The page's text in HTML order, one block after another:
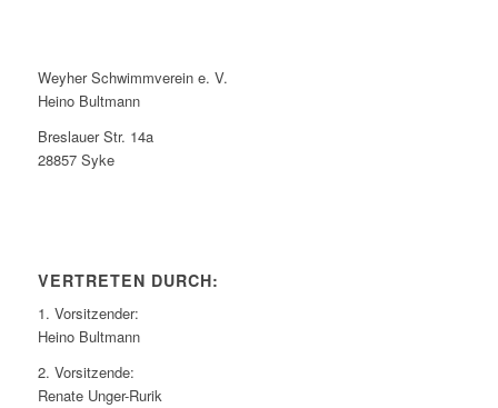
Weyher Schwimmverein e. V.
Heino Bultmann
Breslauer Str. 14a
28857 Syke
VERTRETEN DURCH:
1. Vorsitzender:
Heino Bultmann
2. Vorsitzende:
Renate Unger-Rurik